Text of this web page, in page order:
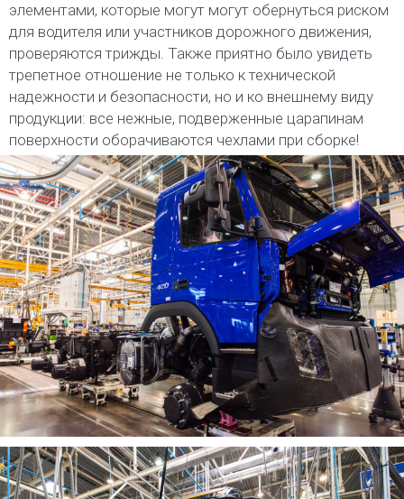
элементами, которые могут могут обернуться риском
для водителя или участников дорожного движения,
проверяются трижды. Также приятно было увидеть
трепетное отношение не только к технической
надежности и безопасности, но и ко внешнему виду
продукции: все нежные, подверженные царапинам
поверхности оборачиваются чехлами при сборке!